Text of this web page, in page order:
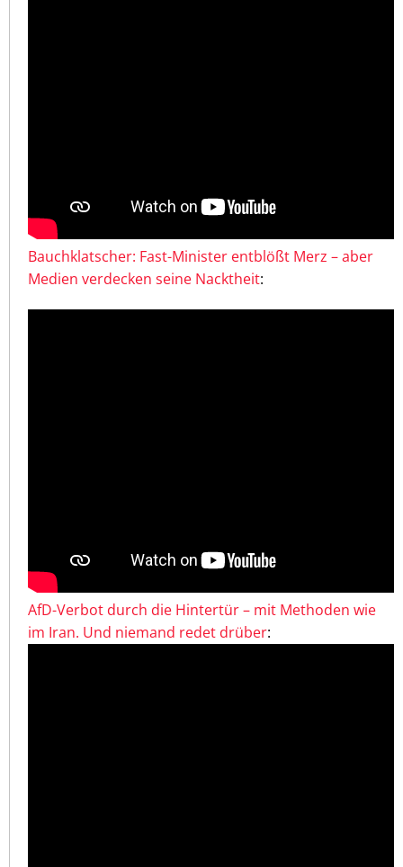
Bauchklatscher: Fast-Minister entblößt Merz – aber
Medien verdecken seine Nacktheit:
AfD-Verbot durch die Hintertür – mit Methoden wie
im Iran. Und niemand redet drüber: